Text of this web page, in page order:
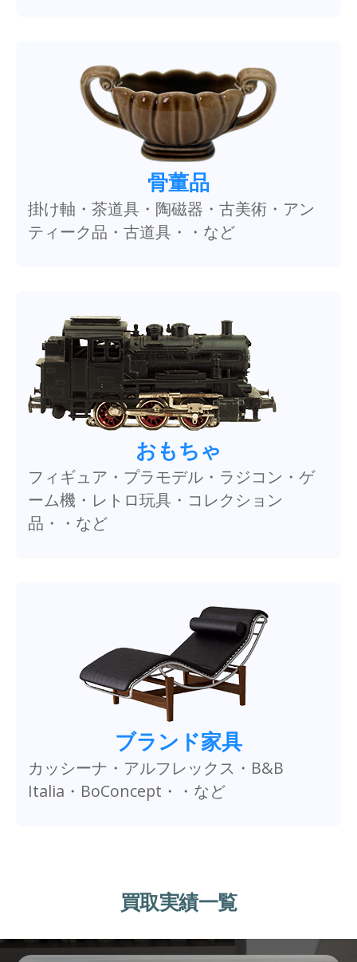
骨董品
掛け軸・茶道具・陶磁器・古美術・アン
ティーク品・古道具・・など
おもちゃ
フィギュア・プラモデル・ラジコン・ゲ
ーム機・レトロ玩具・コレクション
品・・など
ブランド家具
カッシーナ・アルフレックス・B&B
Italia・BoConcept・・など
買取実績一覧